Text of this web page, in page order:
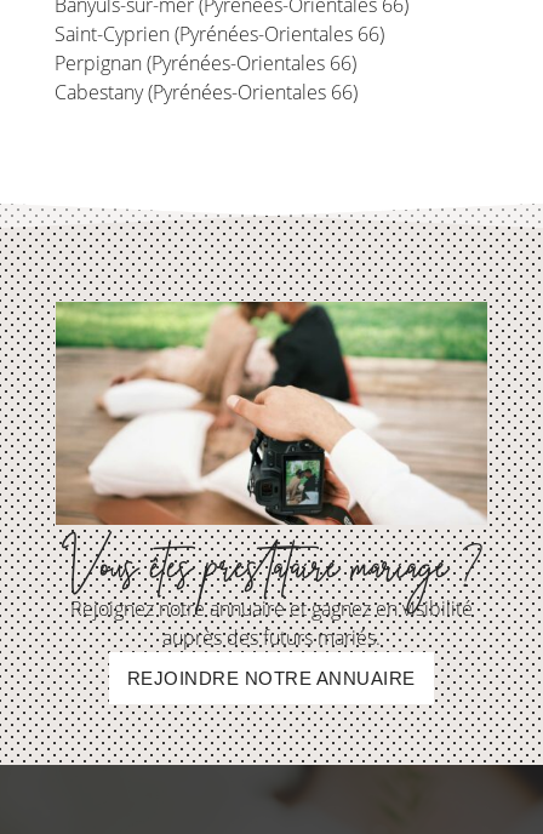
Saint-Cyprien (Pyrénées-Orientales 66)
Perpignan (Pyrénées-Orientales 66)
Cabestany (Pyrénées-Orientales 66)
Vous êtes prestataire mariage ?
Rejoignez notre annuaire et gagnez en visibilité
auprès des futurs mariés.
REJOINDRE NOTRE ANNUAIRE